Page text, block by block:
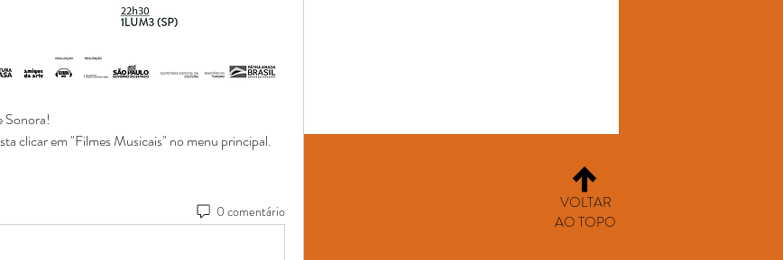
Sonora!
clicar em "Filmes Musicais" no menu principal.
0 comentário
VOLTAR
AO TOPO